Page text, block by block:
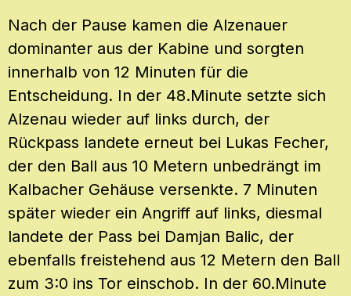
Nach der Pause kamen die Alzenauer
dominanter aus der Kabine und sorgten
innerhalb von 12 Minuten für die
Entscheidung. In der 48.Minute setzte sich
Alzenau wieder auf links durch, der
Rückpass landete erneut bei Lukas Fecher,
der den Ball aus 10 Metern unbedrängt im
Kalbacher Gehäuse versenkte. 7 Minuten
später wieder ein Angriff auf links, diesmal
landete der Pass bei Damjan Balic, der
ebenfalls freistehend aus 12 Metern den Ball
zum 3:0 ins Tor einschob. In der 60.Minute